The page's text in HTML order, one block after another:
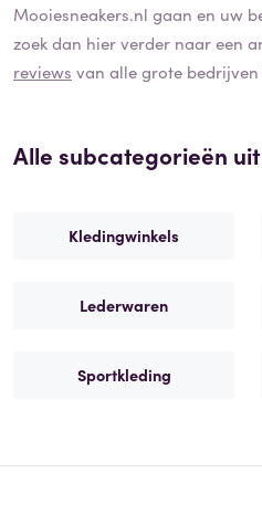
Mooiesneakers.nl gaan en uw
zoek dan hier verder naar een
reviews van alle grote
Alle subcategorieën
Kledingwinkels
Lederwaren
Sportkleding